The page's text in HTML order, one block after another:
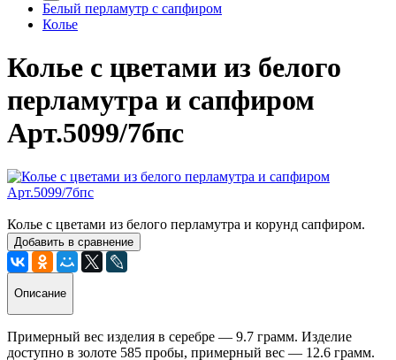
Белый перламутр с сапфиром
Колье
Колье с цветами из белого
перламутра и сапфиром
Арт.5099/7бпс
Колье с цветами из белого перламутра и корунд сапфиром.
Добавить в сравнение
Описание
Примерный вес изделия в серебре — 9.7 грамм. Изделие
доступно в золоте 585 пробы, примерный вес — 12.6 грамм.